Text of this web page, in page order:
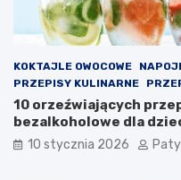
KOKTAJLE OWOCOWE
PRZEPISY KULINARNE
10 orzeźwiających
bezalkoholowe dla
10 stycznia 2026